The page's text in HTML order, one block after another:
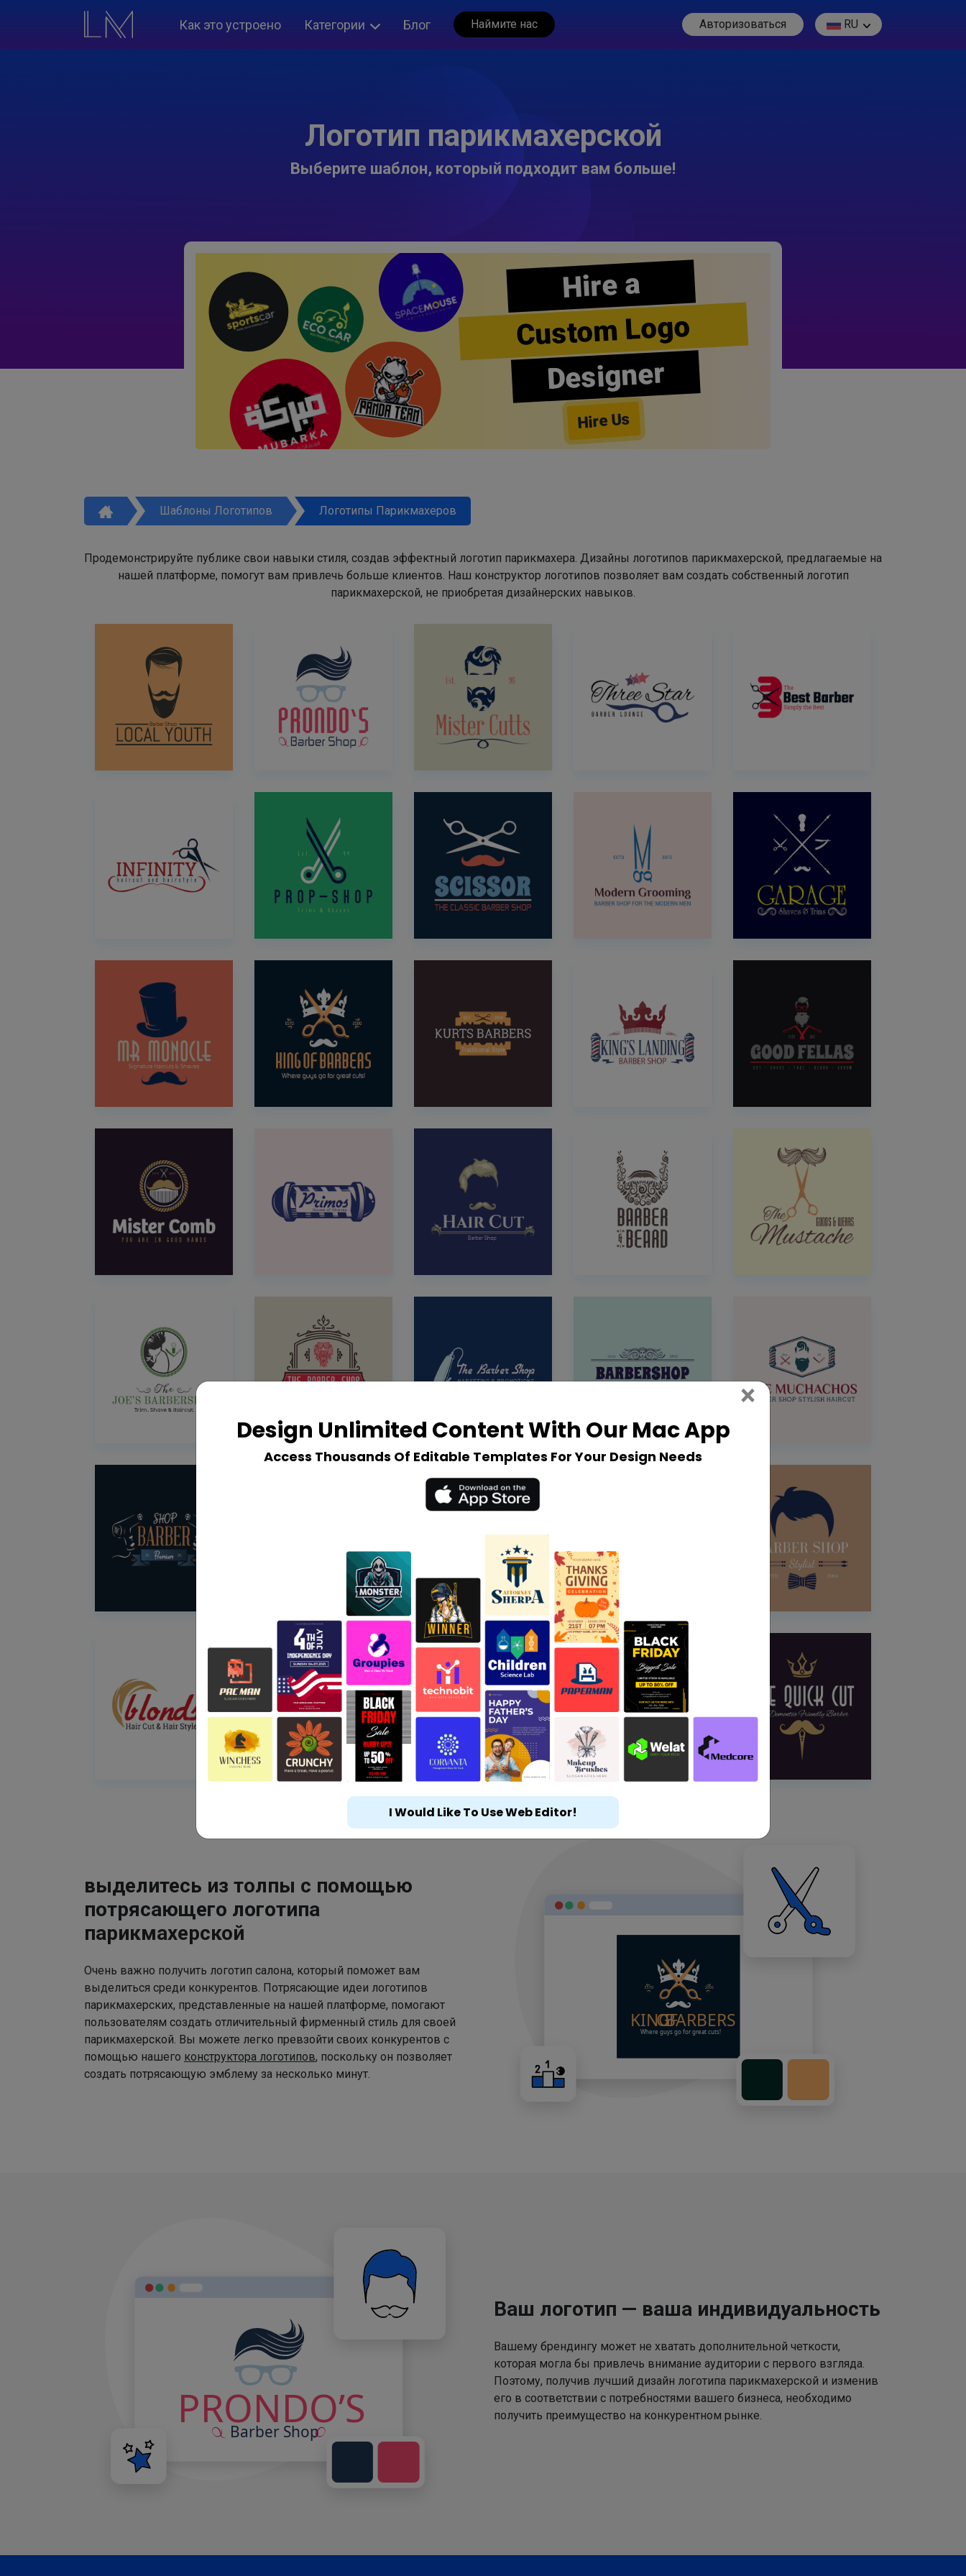
Как это устроено Категории Блог Наймите нас Авторизоваться RU
Логотип парикмахерской
Выберите шаблон, который подходит вам больше!
Hire a
Custom Logo
Designer
Hire Us
Шаблоны Логотипов Логотипы Парикмахеров
Продемонстрируйте публике свои навыки стиля, создав эффектный логотип парикмахера. Дизайны логотипов парикмахерской, предлагаемые на
нашей платформе, помогут вам привлечь больше клиентов. Наш конструктор логотипов позволяет вам создать собственный логотип
парикмахерской, не приобретая дизайнерских навыков.
выделитесь из толпы с помощью
потрясающего логотипа
парикмахерской
Очень важно получить логотип салона, который поможет вам
выделиться среди конкурентов. Потрясающие идеи логотипов
парикмахерских, представленные на нашей платформе, помогают
пользователям создать отличительный фирменный стиль для своей
парикмахерской. Вы можете легко превзойти своих конкурентов с
помощью нашего конструктора логотипов, поскольку он позволяет
создать потрясающую эмблему за несколько минут.
Ваш логотип — ваша индивидуальность
Вашему брендингу может не хватать дополнительной четкости,
которая могла бы привлечь внимание аудитории с первого взгляда.
Поэтому, получив лучший дизайн логотипа парикмахерской и изменив
его в соответствии с потребностями вашего бизнеса, необходимо
получить преимущество на конкурентном рынке.
Design Unlimited Content With Our Mac App
Access Thousands Of Editable Templates For Your Design Needs
× Close
I Would Like To Use Web Editor!